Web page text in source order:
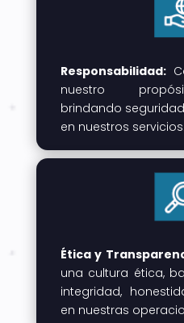
Responsabilidad:
nuestro
brindando
en nuestros servicios.
Ética y
una cultura ética,
integridad,
en nuestras